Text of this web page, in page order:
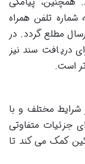
تلفن همراه
مطلع گردد. در
دریافت سند نیز
است.
شرایط مختلف و با
جزئیات متفاوتی
کمک می کند تا